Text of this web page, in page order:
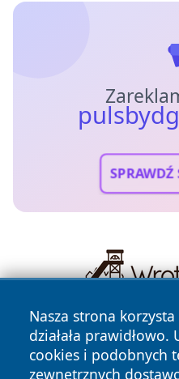
SPRAWDŹ
Nasza strona
działała
cookies i podobnych
zewnętrznych